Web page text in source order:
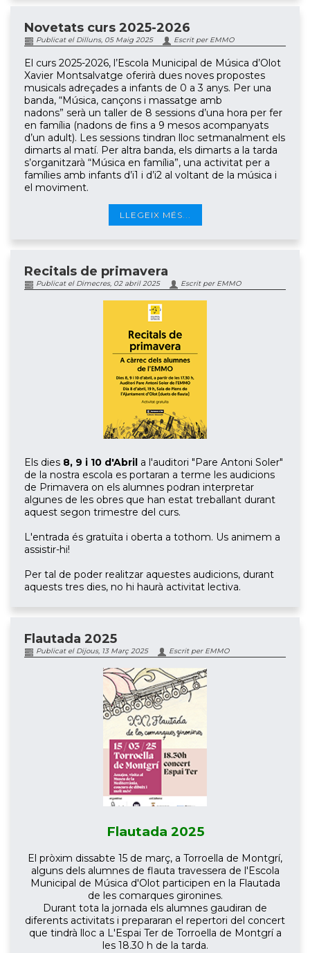
Novetats curs 2025-2026
Publicat el Dilluns, 05 Maig 2025 Escrit per EMMO
El curs 2025-2026, l’Escola Municipal de Música d’Olot
Xavier Montsalvatge oferirà dues noves propostes
musicals adreçades a infants de 0 a 3 anys. Per una
banda, “Música, cançons i massatge amb
nadons” serà un taller de 8 sessions d’una hora per fer
en família (nadons de fins a 9 mesos acompanyats
d’un adult). Les sessions tindran lloc setmanalment els
dimarts al matí. Per altra banda, els dimarts a la tarda
s’organitzarà “Música en família”, una activitat per a
famílies amb infants d’i1 i d’i2 al voltant de la música i
el moviment.
LLEGEIX MÉS...
Recitals de primavera
Publicat el Dimecres, 02 abril 2025 Escrit per EMMO
Els dies 8, 9 i 10 d'Abril a l'auditori "Pare Antoni Soler"
de la nostra escola es portaran a terme les audicions
de Primavera on els alumnes podran interpretar
algunes de les obres que han estat treballant durant
aquest segon trimestre del curs.
L'entrada és gratuïta i oberta a tothom. Us animem a
assistir-hi!
Per tal de poder realitzar aquestes audicions, durant
aquests tres dies, no hi haurà activitat lectiva.
Flautada 2025
Publicat el Dijous, 13 Març 2025 Escrit per EMMO
Flautada 2025
El pròxim dissabte 15 de març, a Torroella de Montgrí,
alguns dels alumnes de flauta travessera de l'Escola
Municipal de Música d'Olot participen en la Flautada
de les comarques gironines.
Durant tota la jornada els alumnes gaudiran de
diferents activitats i prepararan el repertori del concert
que tindrà lloc a L'Espai Ter de Torroella de Montgrí a
les 18.30 h de la tarda.